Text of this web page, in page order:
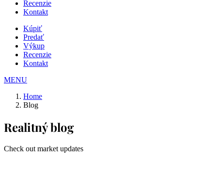
Recenzie
Kontakt
Kúpiť
Predať
Výkup
Recenzie
Kontakt
MENU
Home
Blog
Realitný blog
Check out market updates